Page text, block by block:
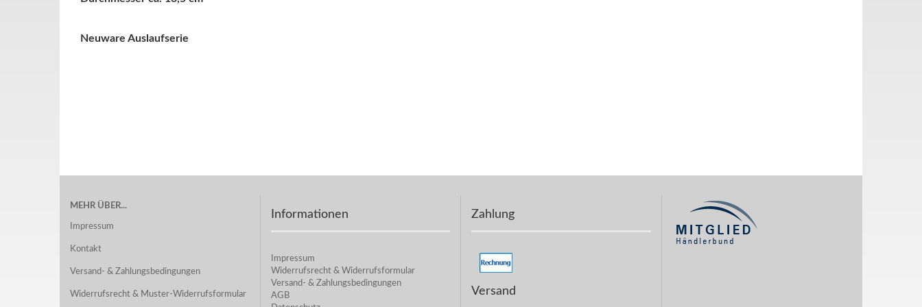
Neuware Auslaufserie
MEHR ÜBER...
Impressum
Kontakt
Versand- & Zahlungsbedingungen
Widerrufsrecht & Muster-Widerrufsformular
Informationen
Impressum
Widerrufsrecht & Widerrufsformular
Versand- & Zahlungsbedingungen
AGB
Zahlung
Versand